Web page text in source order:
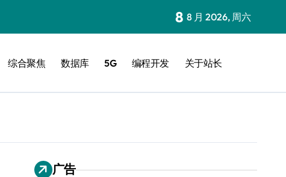
8 8 月 2026, 周六
综合聚焦 数据库 5G 编程开发 关于站长
广告